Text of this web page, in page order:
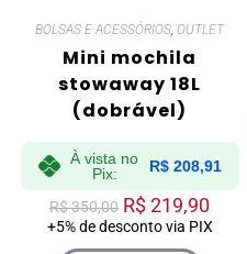
BOLSAS E ACESSÓRIOS ,OUTLET
Mini mochila
stowaway 18L
(dobrável)
À vista no
Pix:
R$208,91
R$350,00 R$219,90
+5% de desconto via PIX